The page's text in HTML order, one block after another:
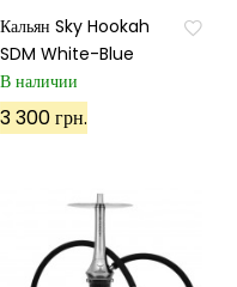
Кальян Sky Hookah
SDM White-Blue
В наличии
3 300 грн.